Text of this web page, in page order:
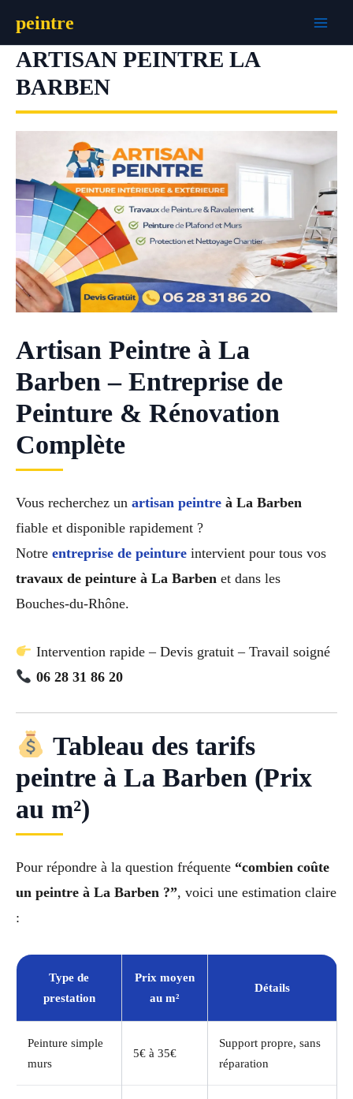
contenu
peintre
ARTISAN PEINTRE LA
BARBEN
Artisan Peintre à La
Barben – Entreprise de
Peinture & Rénovation
Complète
Vous recherchez un artisan peintre à La Barben
fiable et disponible rapidement ?
Notre entreprise de peinture intervient pour tous vos
travaux de peinture à La Barben et dans les
Bouches-du-Rhône.
Intervention rapide – Devis gratuit – Travail soigné
06 28 31 86 20
Tableau des tarifs
peintre à La Barben (Prix
au m²)
Pour répondre à la question fréquente “combien coûte
un peintre à La Barben ?”, voici une estimation claire
:
Type de
prestation
Prix moyen
au m²
Détails
Peinture simple
murs
5€ à 35€
Support propre, sans
réparation